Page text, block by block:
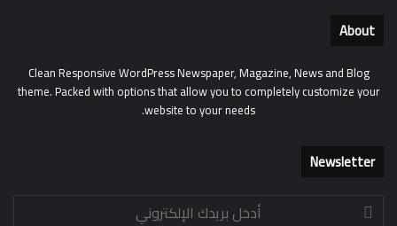
About
Clean Responsive WordPress Newspaper, Magazine, News and Blog
theme. Packed with options that allow you to completely customize your
website to your needs.
Newsletter
أدخل
بريدك